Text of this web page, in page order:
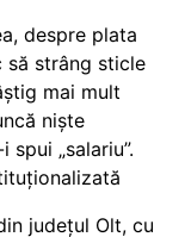
despre plata
să strâng sticle
mai mult
niște
„salariu”.
județul Olt, cu